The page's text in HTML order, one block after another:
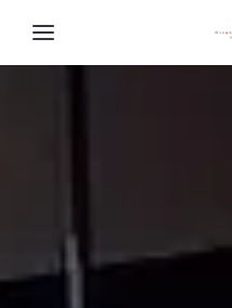
Skip to main content